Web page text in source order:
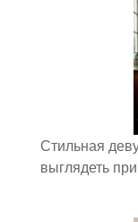
Стильная
выглядеть